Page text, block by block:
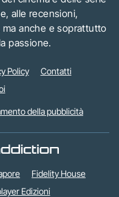
alle recensioni,
anche e soprattutto
passione.
Policy
Contatti
della pubblicità
Fidelity House
Edizioni